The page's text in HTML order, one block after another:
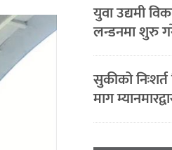
युवा उद्यमी
लन्डनमा शुरु
सुकीको
माग